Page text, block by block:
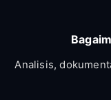
Analisis,